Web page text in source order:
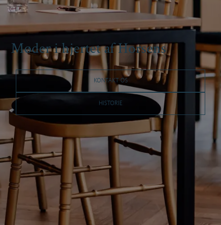
Møder i hjertet af Horsens
KONTAKT OS
HISTORIE